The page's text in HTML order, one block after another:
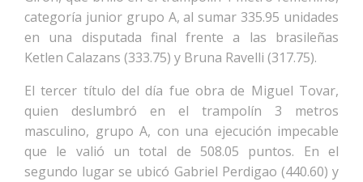
categoría junior grupo A, al sumar 335.95 unidades
en una disputada final frente a las brasileñas
Ketlen Calazans (333.75) y Bruna Ravelli (317.75).
El tercer título del día fue obra de Miguel Tovar,
quien deslumbró en el trampolín 3 metros
masculino, grupo A, con una ejecución impecable
que le valió un total de 508.05 puntos. En el
segundo lugar se ubicó Gabriel Perdigao (440.60) y